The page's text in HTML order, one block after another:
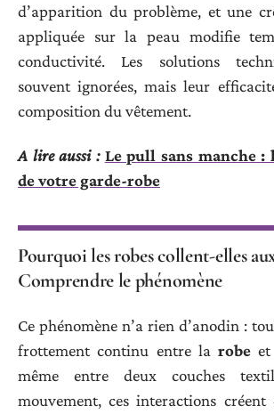
d’apparition du problème, et une
appliquée sur la peau modifie
conductivité. Les solutions
souvent ignorées, mais leur
composition du vêtement.
A lire aussi : Le pull sans manche :
de votre garde-robe
Pourquoi les robes collent-elles
Comprendre le phénomène
Ce phénomène n’a rien d’anodin :
frottement continu entre la robe
même entre deux couches
mouvement, ces interactions créent